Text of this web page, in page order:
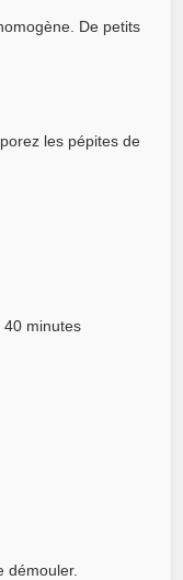
De petits
les pépites de
40 minutes
démouler.